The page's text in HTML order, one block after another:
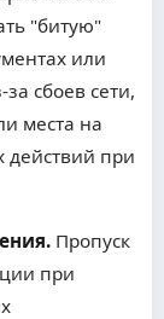
"битую"
или
сбоев сети,
места на
действий при
Пропуск
при